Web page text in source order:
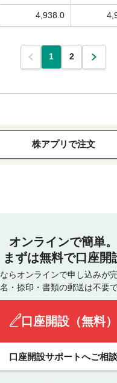
4,938.0
1 2
株アプリで注文
オンラインで簡単。
まずは無料で口座開
らオンラインで申し込みが完
・捺印・書類の郵送は不要で
口座開設（無料）
口座開設サポートへご相談